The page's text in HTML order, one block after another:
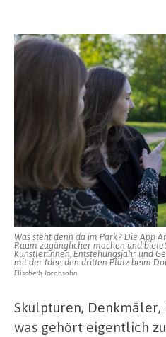
Was steht denn da im Park? Die App
Raum zugänglicher machen und
Künstler:innen, Entstehungsjahr und
mit der Idee den dritten Platz beim
Elisabeth Jacobsohn
Skulpturen, Denkmäler,
was gehört eigentlich